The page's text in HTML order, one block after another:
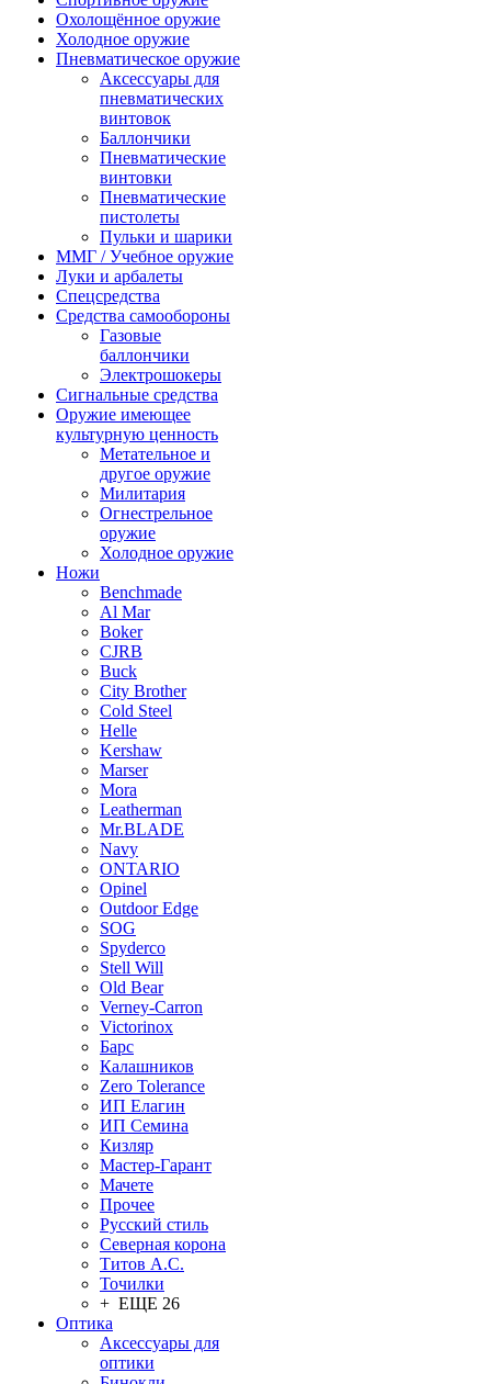
Охолощённое оружие
Холодное оружие
Пневматическое оружие
Аксессуары для
пневматических
винтовок
Баллончики
Пневматические
винтовки
Пневматические
пистолеты
Пульки и шарики
ММГ / Учебное оружие
Луки и арбалеты
Спецсредства
Средства самообороны
Газовые
баллончики
Электрошокеры
Сигнальные средства
Оружие имеющее
культурную ценность
Метательное и
другое оружие
Милитария
Огнестрельное
оружие
Холодное оружие
Ножи
Benchmade
Al Mar
Boker
CJRB
Buck
City Brother
Cold Steel
Helle
Kershaw
Marser
Mora
Leatherman
Mr.BLADE
Navy
ONTARIO
Opinel
Outdoor Edge
SOG
Spyderco
Stell Will
Old Bear
Verney-Carron
Victorinox
Барс
Калашников
Zero Tolerance
ИП Елагин
ИП Семина
Кизляр
Мастер-Гарант
Мачете
Прочее
Русский стиль
Северная корона
Титов А.С.
Точилки
+ ЕЩЕ 26
Оптика
Аксессуары для
оптики